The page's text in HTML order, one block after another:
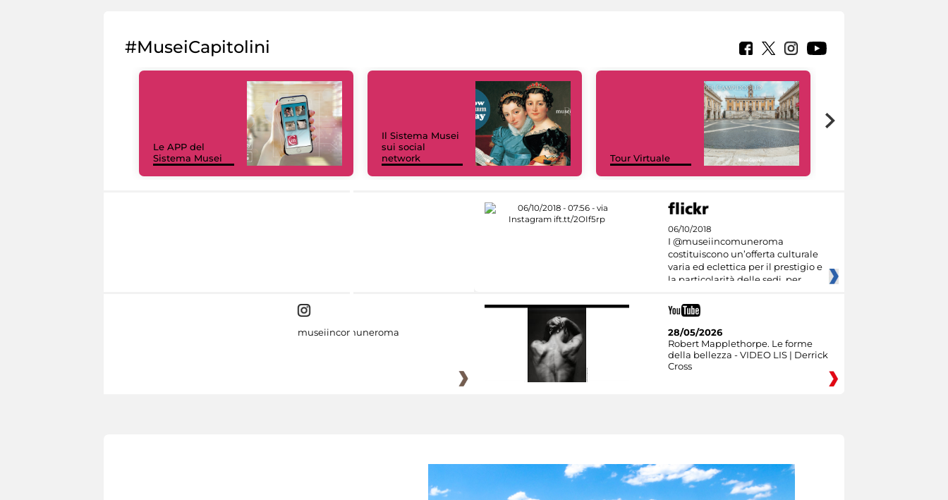
#MuseiCapitolini
Le APP del
Sistema Musei
Il Sistema Musei
sui social
network
Tour Virtuale
06/10/2018
I @museiincomuneroma
costituiscono un’offerta culturale
varia ed eclettica per il prestigio e
la particolarità delle sedi, per
museiincomuneroma
28/05/2026
Robert Mapplethorpe. Le forme
della bellezza - VIDEO LIS | Derrick
Cross